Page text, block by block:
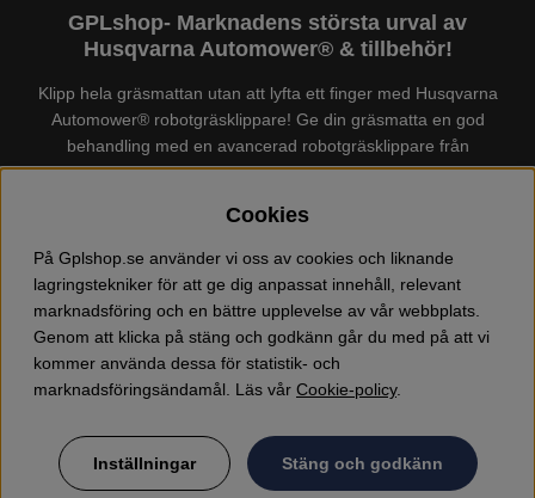
GPLshop- Marknadens största urval av
Husqvarna Automower® & tillbehör!
Klipp hela gräsmattan utan att lyfta ett finger med Husqvarna
Automower® robotgräsklippare! Ge din gräsmatta en god
behandling med en avancerad robotgräsklippare från
Husqvarna. Det finns enHusqvarna Automower®för just din
marknadens största urval av tillbehör och reservdelar till
Husqvarna Automower® och GARDENA. Vi säljer även
Husqvarna skog och trädgårdsprodukter så som:
motorsågskläder och skor, grästrimmer, röjsåg, häcksax,
jordfräs, lövblås, högtryckstvätt, dammsugare, snöslunga,
kapmaskin, yxa, leksaker, olja mm. Välkommen till oss!
Cookies
På Gplshop.se använder vi oss av cookies och liknande
lagringstekniker för att ge dig anpassat innehåll, relevant
marknadsföring och en bättre upplevelse av vår webbplats.
Genom att klicka på stäng och godkänn går du med på att vi
kommer använda dessa för statistik- och
marknadsföringsändamål. Läs vår Cookie-policy.
Inställningar Stäng och godkänn